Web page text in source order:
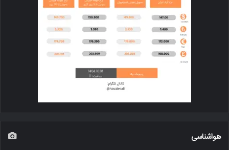
هواشناسی